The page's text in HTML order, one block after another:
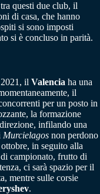
questi due club, il
di casa, che hanno
si sono imposti
si è concluso in parità.
il Valencia ha una
il
per un posto in
la formazione
infilando una
Murcielagos non perdono
in seguito alla
campionato, frutto di
ci sarà spazio per il
mentre sulle corsie
.